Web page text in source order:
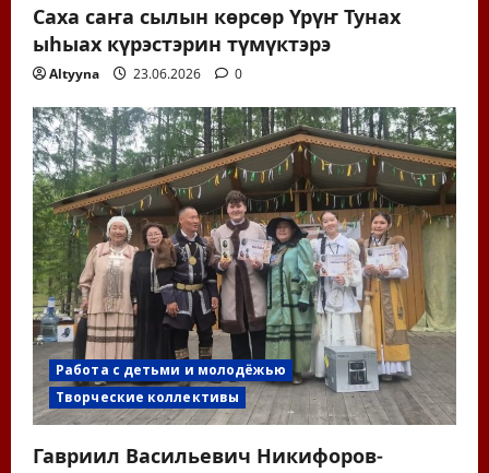
Саха саҥа сылын көрсөр Үрүҥ Тунах
ыһыах күрэстэрин түмүктэрэ
Altyyna 23.06.2026 0
Работа с детьми и молодёжью
Творческие коллективы
Гавриил Васильевич Никифоров-